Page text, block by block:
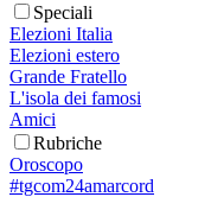
Speciali
Elezioni Italia
Elezioni estero
Grande Fratello
L'isola dei famosi
Amici
Rubriche
Oroscopo
#tgcom24amarcord